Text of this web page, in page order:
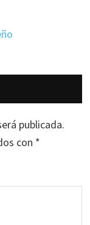
publicada.
con *